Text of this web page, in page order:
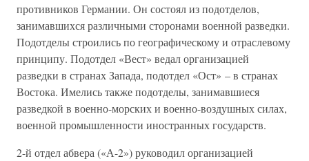
противников Германии. Он состоял из подотделов,
занимавшихся различными сторонами военной разведки.
Подотделы строились по географическому и отраслевому
принципу. Подотдел «Вест» ведал организацией
разведки в странах Запада, подотдел «Ост» – в странах
Востока. Имелись также подотделы, занимавшиеся
разведкой в военно-морских и военно-воздушных силах,
военной промышленности иностранных государств.
2-й отдел абвера («А-2») руководил организацией